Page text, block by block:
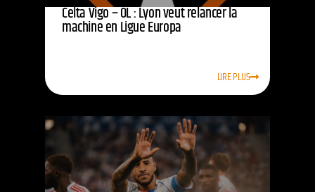
Celta Vigo – OL : Lyon veut relancer la
machine en Ligue Europa
LIRE PLUS